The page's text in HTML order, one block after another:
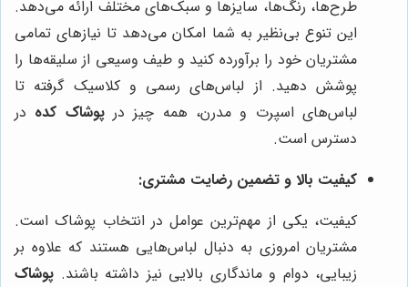
طرح‌ها، رنگ‌ها، سایزها و سبک‌های مختلف ارائه می‌دهد.
این تنوع بی‌نظیر به شما امکان می‌دهد تا نیازهای تمامی
مشتریان خود را برآورده کنید و طیف وسیعی از سلیقه‌ها را
پوشش دهید. از لباس‌های رسمی و کلاسیک گرفته تا
لباس‌های اسپرت و مدرن، همه چیز درپوشاک کده در
دسترس است.
کیفیت بالا و تضمین رضایت مشتری:
کیفیت، یکی از مهم‌ترین عوامل در انتخاب پوشاک است.
مشتریان امروزی به دنبال لباس‌هایی هستند که علاوه بر
زیبایی، دوام و ماندگاری بالایی نیز داشته باشند. پوشاک